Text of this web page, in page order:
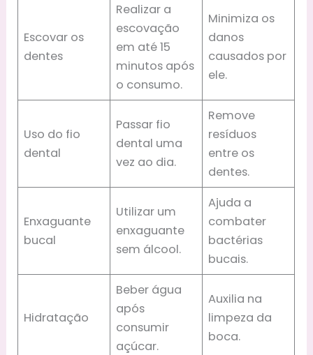
Escovar os
dentes
Realizar a
escovação
em até 15
minutos após
o consumo.
Minimiza os
danos
causados por
ele.
Uso do fio
dental
Passar fio
dental uma
vez ao dia.
Remove
resíduos
entre os
dentes.
Enxaguante
bucal
Utilizar um
enxaguante
sem álcool.
Ajuda a
combater
bactérias
bucais.
Hidratação
Beber água
após
consumir
açúcar.
Auxilia na
limpeza da
boca.